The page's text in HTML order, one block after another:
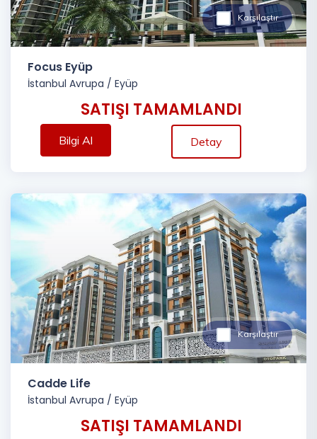
Karşılaştır
Focus Eyüp
İstanbul Avrupa / Eyüp
SATIŞI TAMAMLANDI
Bilgi Al Detay
Karşılaştır
Cadde Life
İstanbul Avrupa / Eyüp
SATIŞI TAMAMLANDI